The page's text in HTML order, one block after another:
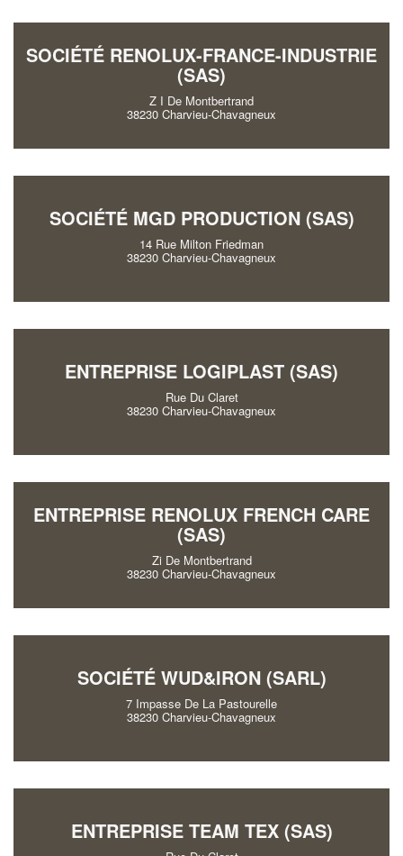
SOCIÉTÉ RENOLUX-FRANCE-INDUSTRIE
(SAS)
Z I De Montbertrand
38230 Charvieu-Chavagneux
SOCIÉTÉ MGD PRODUCTION (SAS)
14 Rue Milton Friedman
38230 Charvieu-Chavagneux
ENTREPRISE LOGIPLAST (SAS)
Rue Du Claret
38230 Charvieu-Chavagneux
ENTREPRISE RENOLUX FRENCH CARE
(SAS)
Zi De Montbertrand
38230 Charvieu-Chavagneux
SOCIÉTÉ WUD&IRON (SARL)
7 Impasse De La Pastourelle
38230 Charvieu-Chavagneux
ENTREPRISE TEAM TEX (SAS)